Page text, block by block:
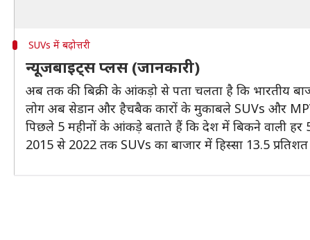
SUVs में बढ़ोत्तरी
न्यूजबाइट्स प्लस (जानकारी)
अब तक की बिक्री के आंकड़ो से पता चलता है कि भारतीय
लोग अब सेडान और हैचबैक कारों के मुकाबले SUVs और
पिछले 5 महीनों के आंकड़े बताते हैं कि देश में बिकने वाली हर 5
2015 से 2022 तक SUVs का बाजार में हिस्सा 13.5